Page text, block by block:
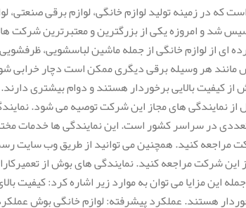
در زمینه تولید لوازم خانگی، لوازم برقی
تاسیس شد و امروزه یکی از بزرگترین و معتبرترین
لوازم خانگی از جمله ماشین لباسشویی، ظرفشویی،
مانند هر وسیله برقی دیگری ممکن است دچار
کیفیت بالایی برخوردار هستند و دوام بیشتری
نمایندگی های مجاز این شرکت توصیه می شود.
در سراسر کشور است. این نمایندگی ها خدمات
مراجعه کنید. همچنین می توانید از طریق وب سایت
این شرکت مراجعه کنید. نمایندگی های بوش از
این مزایا می توان به موارد زیر اشاره کرد: کیفیت
هستند. عملکرد پیشرفته: لوازم خانگی بوش